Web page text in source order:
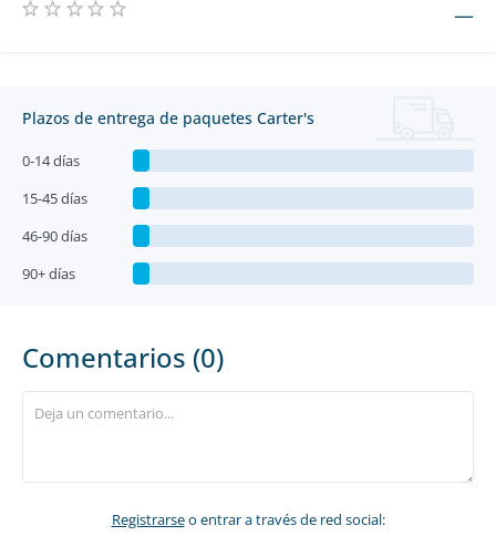
—
Plazos de entrega de paquetes Carter's
0-14 días
15-45 días
46-90 días
90+ días
Comentarios (0)
Registrarseo entrar a través de red social: